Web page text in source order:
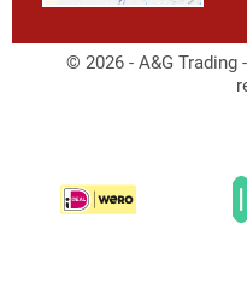
© 2026 - A&G Trading